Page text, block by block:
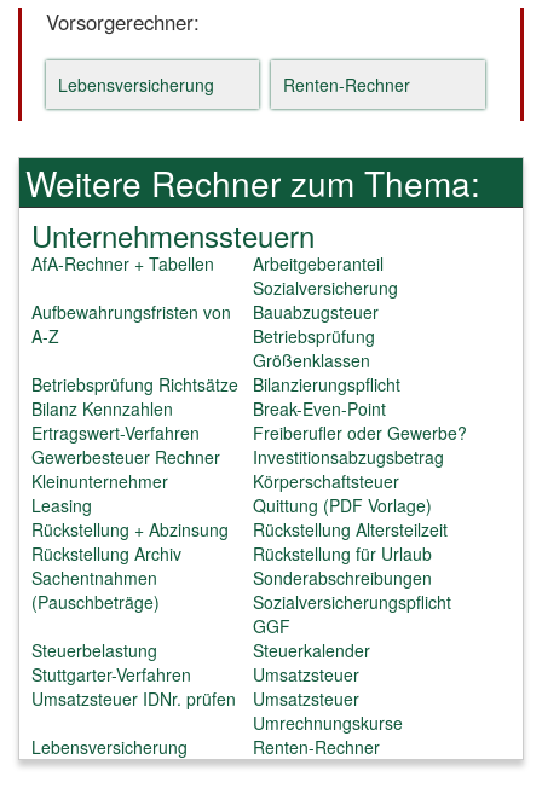
Vorsorgerechner:
Lebensversicherung Renten-Rechner
Weitere Rechner zum Thema:
Unternehmenssteuern
AfA-Rechner + Tabellen
Arbeitgeberanteil
Sozialversicherung
Aufbewahrungsfristen von
A-Z
Bauabzugsteuer
Betriebsprüfung
Größenklassen
Betriebsprüfung Richtsätze
Bilanzierungspflicht
Bilanz Kennzahlen
Break-Even-Point
Ertragswert-Verfahren
Freiberufler oder Gewerbe?
Gewerbesteuer Rechner
Investitionsabzugsbetrag
Kleinunternehmer
Körperschaftsteuer
Leasing
Quittung (PDF Vorlage)
Rückstellung + Abzinsung
Rückstellung Altersteilzeit
Rückstellung Archiv
Rückstellung für Urlaub
Sachentnahmen
(Pauschbeträge)
Sonderabschreibungen
Sozialversicherungspflicht
GGF
Steuerbelastung
Steuerkalender
Stuttgarter-Verfahren
Umsatzsteuer
Umsatzsteuer IDNr. prüfen
Umsatzsteuer
Umrechnungskurse
Lebensversicherung
Renten-Rechner